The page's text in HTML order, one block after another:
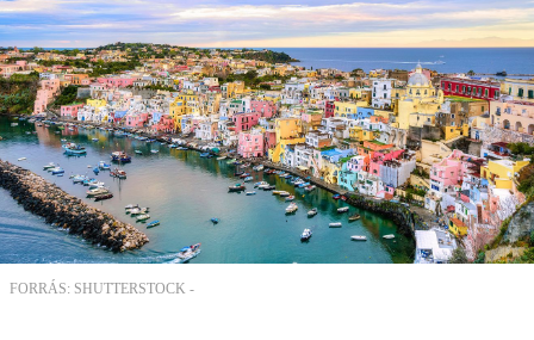
FORRÁS: SHUTTERSTOCK -